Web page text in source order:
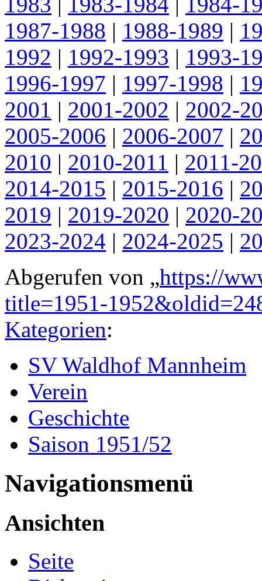
1987-1988 | 1988-1989 |
1992 | 1992-1993 | 1993-
1996-1997 | 1997-1998 |
2001 | 2001-2002 | 2002-
2005-2006 | 2006-2007 |
2010 | 2010-2011 | 2011-
2014-2015 | 2015-2016 |
2019 | 2019-2020 | 2020-
2023-2024 | 2024-2025 |
Abgerufen von „https://
title=1951-
Kategorien:
SV Waldhof Mannheim
Verein
Geschichte
Saison 1951/52
Navigationsmenü
Ansichten
Seite